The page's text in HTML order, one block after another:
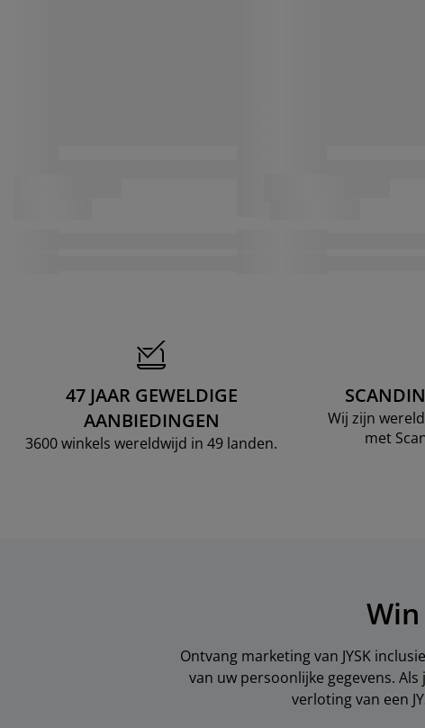
47 JAAR GEWELDIGE
AANBIEDINGEN
3600 winkels wereldwijd in 49 landen.
Wij zijn
met
Ontvang marketing van JYSK
van uw persoonlijke gegevens.
verloting van een